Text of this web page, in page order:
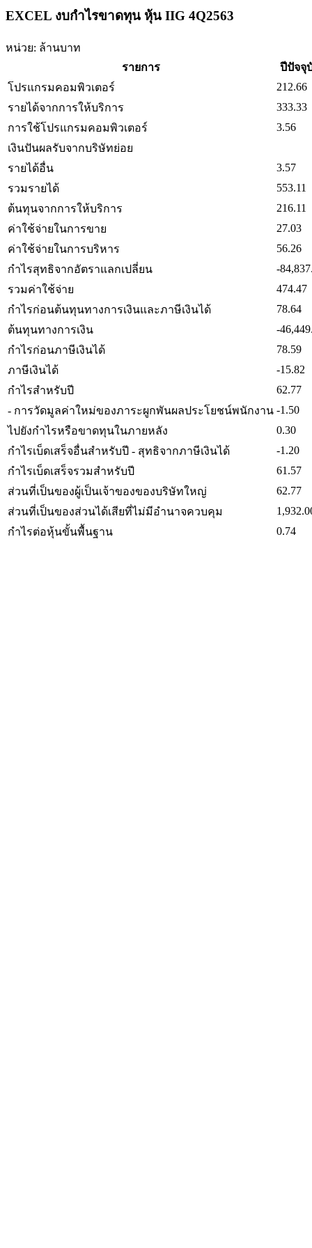
EXCEL งบกำไรขาดทุน หุ้น IIG 4Q2563
หน่วย: ล้านบาท
รายการ
ปีปัจจุ
โปรแกรมคอมพิวเตอร์
212.66
รายได้จากการให้บริการ
333.33
การใช้โปรแกรมคอมพิวเตอร์
3.56
เงินปันผลรับจากบริษัทย่อย
รายได้อื่น
3.57
รวมรายได้
553.11
ต้นทุนจากการให้บริการ
216.11
ค่าใช้จ่ายในการขาย
27.03
ค่าใช้จ่ายในการบริหาร
56.26
กำไรสุทธิจากอัตราแลกเปลี่ยน
-
รวมค่าใช้จ่าย
474.47
กำไรก่อนต้นทุนทางการเงินและภาษีเงินได้
78.64
ต้นทุนทางการเงิน
-
กำไรก่อนภาษีเงินได้
78.59
ภาษีเงินได้
-15.82
กำไรสำหรับปี
62.77
- การวัดมูลค่าใหม่ของภาระผูกพันผลประโยชน์พนักงาน -1.50
ไปยังกำไรหรือขาดทุนในภายหลัง
0.30
กำไรเบ็ดเสร็จอื่นสำหรับปี - สุทธิจากภาษีเงินได้
-1.20
กำไรเบ็ดเสร็จรวมสำหรับปี
61.57
ส่วนที่เป็นของผู้เป็นเจ้าของของบริษัทใหญ่
62.77
ส่วนที่เป็นของส่วนได้เสียที่ไม่มีอำนาจควบคุม
กำไรต่อหุ้นขั้นพื้นฐาน
0.74